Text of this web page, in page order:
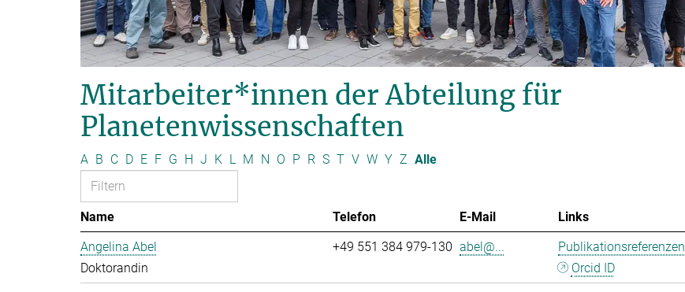
Mitarbeiter*innen der Abteilung für
Planetenwissenschaften
A B C D E F G H J K L M N O P R S T V W Y Z Alle
Name Telefon E-Mail
Links
Angelina Abel
Doktorandin
+49 551 384 979-130 abel@...
Publikationsreferenzen
Orcid ID